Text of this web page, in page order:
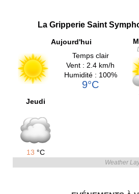
La Gripperie Saint
Aujourd'hui
Temps clair
Vent : 2.4 km/h
Humidité : 100%
9°C
Jeudi
13 °C
Weather